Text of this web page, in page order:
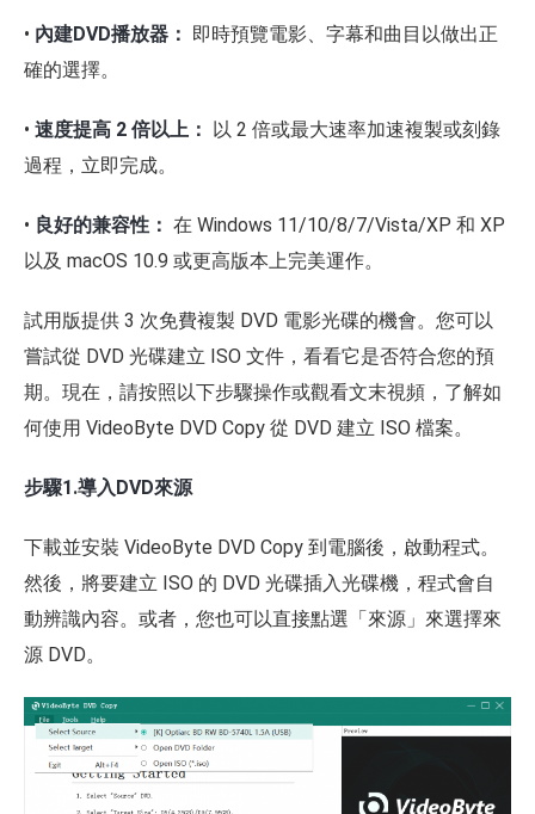
• 內建DVD播放器： 即時預覽電影、字幕和曲目以做出正
確的選擇。
• 速度提高 2 倍以上： 以 2 倍或最大速率加速複製或刻錄
過程，立即完成。
• 良好的兼容性： 在 Windows 11/10/8/7/Vista/XP 和 XP
以及 macOS 10.9 或更高版本上完美運作。
試用版提供 3 次免費複製 DVD 電影光碟的機會。您可以
嘗試從 DVD 光碟建立 ISO 文件，看看它是否符合您的預
期。現在，請按照以下步驟操作或觀看文末視頻，了解如
何使用 VideoByte DVD Copy 從 DVD 建立 ISO 檔案。
步驟1.導入DVD來源
下載並安裝 VideoByte DVD Copy 到電腦後，啟動程式。
然後，將要建立 ISO 的 DVD 光碟插入光碟機，程式會自
動辨識內容。或者，您也可以直接點選「來源」來選擇來
源 DVD。